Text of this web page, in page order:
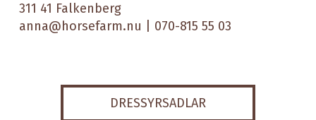
311 41 Falkenberg
anna@horsefarm.nu | 070-815 55 03
DRESSYRSADLAR